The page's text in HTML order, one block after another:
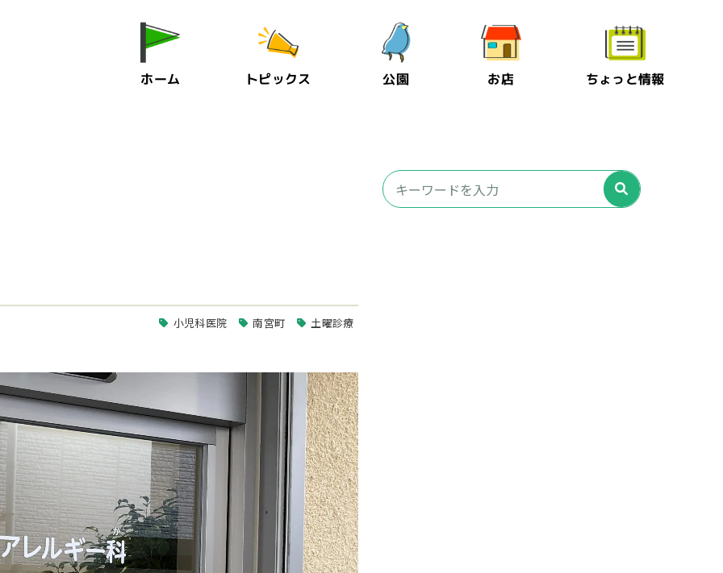
ホーム トピックス 公園 お店 ちょっと情報
小児科医院 南宮町 土曜診療